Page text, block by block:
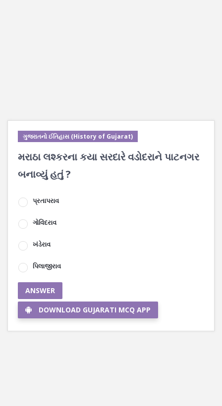
ગુજરાતનો ઈતિહાસ (History of Gujarat)
મરાઠા લશ્કરના કયા સરદારે વડોદરાને પાટનગર
બનાવ્યું હતું ?
પ્રતાપરાવ
ગોવિંદરાવ
ખંડેરાવ
પિલાજીરાવ
ANSWER
DOWNLOAD GUJARATI MCQ APP